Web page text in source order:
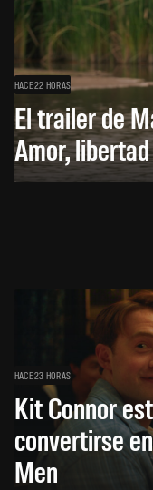
HACE 22 HORAS
El trailer de
Amor,
HACE 23 HORAS
Kit Connor
convertirse
Men